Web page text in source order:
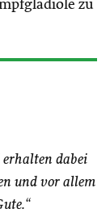
zu
dabei
und vor allem